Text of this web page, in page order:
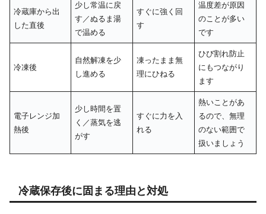
冷蔵庫から出
した直後
少し常温に戻
す／ぬるま湯
で温める
すぐに強く回
す
温度差が原因
のことが多い
です
冷凍後
自然解凍を少
し進める
凍ったまま無
理にひねる
ひび割れ防止
にもつながり
ます
電子レンジ加
熱後
少し時間を置
く／蒸気を逃
がす
すぐに力を入
れる
熱いことがあ
るので、無理
のない範囲で
扱いましょう
冷蔵保存後に固まる理由と対処